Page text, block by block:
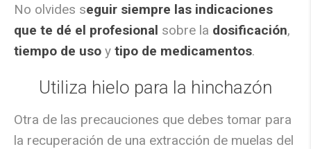
No olvides seguir siempre las indicaciones
que te dé el profesional sobre la dosificación,
tiempo de uso y tipo de medicamentos.
Utiliza hielo para la hinchazón
Otra de las precauciones que debes tomar para
la recuperación de una extracción de muelas del